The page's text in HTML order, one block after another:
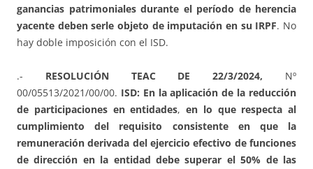
ganancias patrimoniales durante el período de herencia
yacente deben serle objeto de imputación en su IRPF. No
hay doble imposición con el ISD.
.- RESOLUCIÓN TEAC DE 22/3/2024, Nº
00/05513/2021/00/00. ISD: En la aplicación de la reducción
de participaciones en entidades, en lo que respecta al
cumplimiento del requisito consistente en que la
remuneración derivada del ejercicio efectivo de funciones
de dirección en la entidad debe superar el 50% de las